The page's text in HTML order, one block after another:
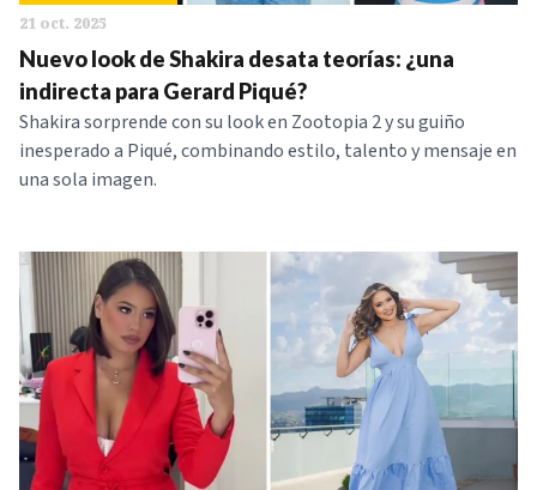
21 oct. 2025
Nuevo look de Shakira desata teorías: ¿una
indirecta para Gerard Piqué?
Shakira sorprende con su look en Zootopia 2 y su guiño
inesperado a Piqué, combinando estilo, talento y mensaje en
una sola imagen.